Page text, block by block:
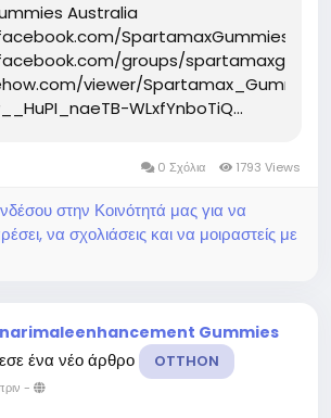
Australia
groups/
viewer/
WLxfYnboTiQ...
0 Σχόλια 1793 Views
στην Κοινότητά μας για να
να σχολιάσεις και να μοιραστείς με
Gummies
ένα νέο άρθρο OTTHON
-